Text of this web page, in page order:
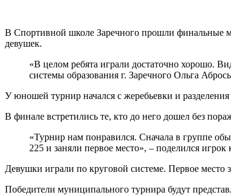
В Спортивной школе Заречного прошли финальные
девушек.
«В целом ребята играли достаточно хорошо.
системы образования г. Заречного Ольга
У юношей турнир начался с жеребьевки и
В финале встретились те, кто до него дошел без
«Турнир нам понравился. Сначала в группе
225 и заняли первое место», – поделился
Девушки играли по круговой системе. Первое
Победители муниципального турнира будут